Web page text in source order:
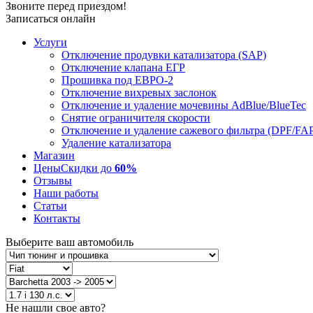
Звоните перед приездом!
Записаться онлайн
Услуги
Отключение продувки катализатора (SAP)
Отключение клапана ЕГР
Прошивка под ЕВРО-2
Отключение вихревых заслонок
Отключение и удаление мочевины AdBlue/BlueTec
Снятие ограничителя скорости
Отключение и удаление сажевого фильтра (DPF/
Удаление катализатора
Магазин
ЦеныСкидки до 60%
Отзывы
Наши работы
Статьи
Контакты
Выберите ваш автомобиль
Не нашли свое авто?